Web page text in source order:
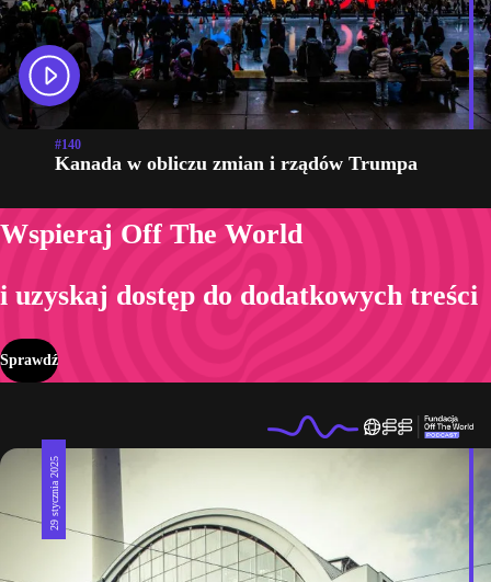
#140
Kanada w obliczu zmian i rządów Trumpa
Wspieraj Off The World
i uzyskaj dostęp do dodatkowych treści
Sprawdź
29 stycznia 2025